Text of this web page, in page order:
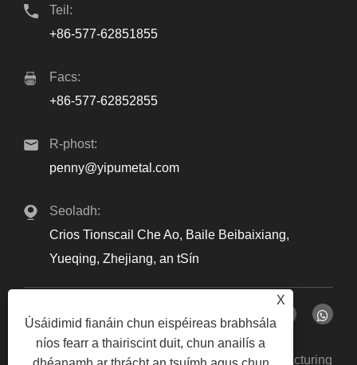
Teil:
+86-577-62851855
Facs:
+86-577-62852855
R-phost:
penny@yipumetal.com
Seoladh:
Crios Tionscail Che Ao, Baile Beibaixiang,
Yueqing, Zhejiang, an tSín
Cóipcheart © 2024 Zhejiang Yipu Metal Manufacturing
X
Úsáidimid fianáin chun eispéireas brabhsála
níos fearr a thairiscint duit, chun anailís a